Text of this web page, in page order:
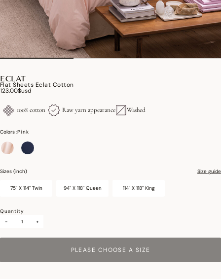
ECLAT
Flat Sheets Eclat Cotton
123.00$usd
100% cotton Raw yarn appearance Washed
Colors :Pink
Sizes (inch) Size guide
75" X 114" Twin 94" X 118" Queen 114" X 118" King
Quantity
-
+
PLEASE CHOOSE A SIZE